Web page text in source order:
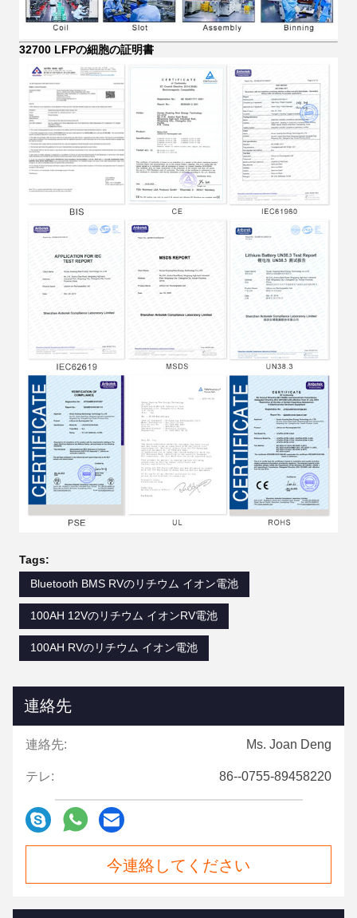
32700 LFPの細胞の証明書
Tags:
Bluetooth BMS RVのリチウム イオン電池
100AH 12Vのリチウム イオンRV電池
100AH RVのリチウム イオン電池
連絡先
連絡先: Ms. Joan Deng
テレ: 86--0755-89458220
今連絡してください